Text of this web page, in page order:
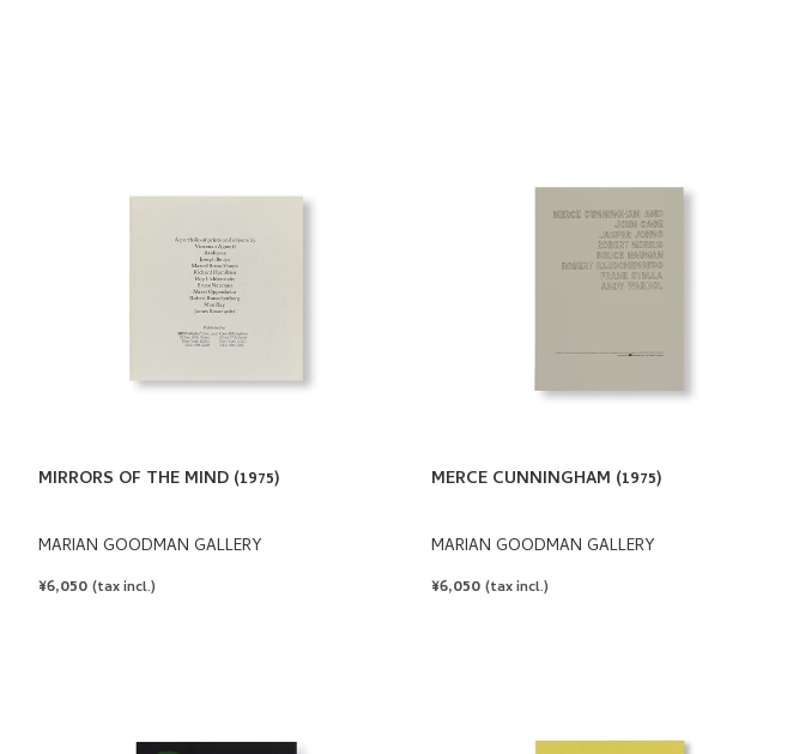
MIRRORS OF THE MIND (1975)
MARIAN GOODMAN GALLERY
REGULAR
¥6,050 (tax incl.)
MERCE CUNNINGHAM (1975)
MARIAN GOODMAN GALLERY
REGULAR
¥6,050 (tax incl.)